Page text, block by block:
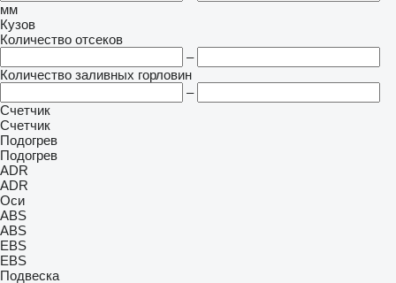
мм
Кузов
Количество отсеков
–
Количество заливных горловин
–
Счетчик
Счетчик
Подогрев
Подогрев
ADR
ADR
Оси
ABS
ABS
EBS
EBS
Подвеска